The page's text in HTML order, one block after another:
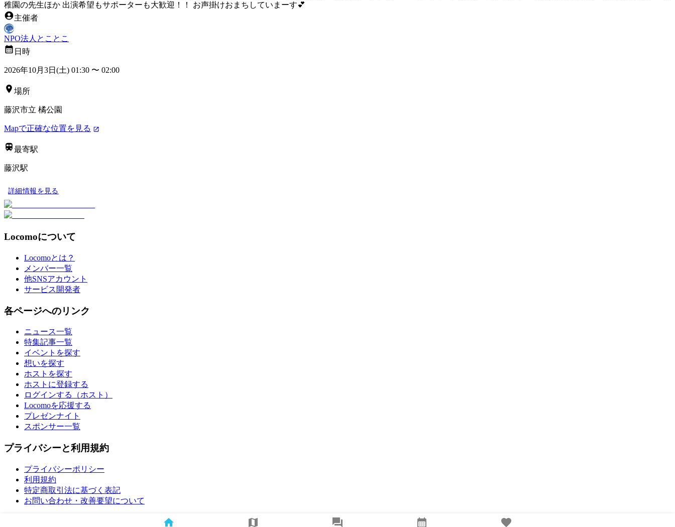
稚園の先生ほか 出演希望もサポーターも大歓迎！！ お声掛けおまちしていまーす💕
主催者
NPO法人とことこ
日時
2026年10月3日(土) 01:30 〜 02:00
場所
藤沢市立 橘公園
Mapで正確な位置を見る
最寄駅
藤沢駅
詳細情報を見る
Locomoについて
Locomoとは？
メンバー一覧
他SNSアカウント
サービス開発者
各ページへのリンク
ニュース一覧
特集記事一覧
イベントを探す
想いを探す
ホストを探す
ホストに登録する
ログインする（ホスト）
Locomoを応援する
プレゼンナイト
スポンサー一覧
プライバシーと利用規約
プライバシーポリシー
利用規約
特定商取引法に基づく表記
お問い合わせ・改善要望について